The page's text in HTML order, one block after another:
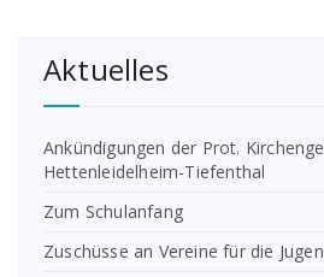
Aktuelles
Ankündigungen der Prot.
Hettenleidelheim-Tiefenthal
Zum Schulanfang
Zuschüsse an Vereine für die